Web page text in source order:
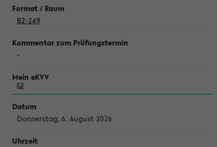
B2-249
-
Donnerstag, 6. August 2026